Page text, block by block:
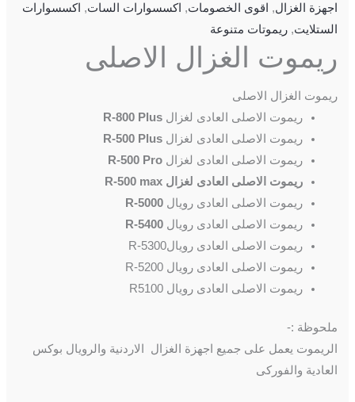
اجهزة الغزال, اقوى الخصومات, اكسسوارات السات, اكسسوارات
الستلايت,ريموتات متنوعة
ريموت الغزال الاصلى
ريموت الغزال الاصلى
ريموت الاصلى العادى لغزالR-800 Plus
ريموت الاصلى العادى لغزالR-500 Plus
ريموت الاصلى العادى لغزالR-500 Pro
ريموت الاصلى العادى لغزال R-500 max
ريموت الاصلى العادى رويالR-5000
ريموت الاصلى العادى رويالR-5400
ريموت الاصلى العادى رويالR-5300
ريموت الاصلى العادى رويال R-5200
ريموت الاصلى العادى رويال R5100
ملحوظة :-
الريموت يعمل على جميع اجهزة الغزال الاردنية والرويال بوكس
العادية والفوركى